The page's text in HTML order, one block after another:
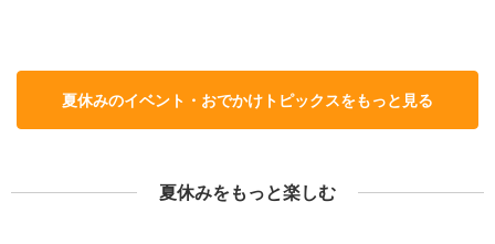
夏休みのイベント・おでかけトピックスをもっと見る
夏休みをもっと楽しむ